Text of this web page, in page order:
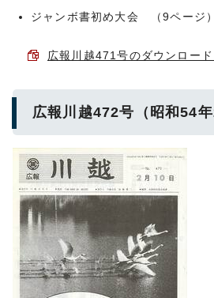
ジャンボ書初め大会 （9ページ）
広報川越471号のダウンロー
広報川越472号（昭和54年